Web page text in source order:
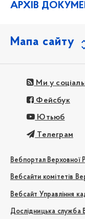
АРХІВ
Мапа сайту
Ми у
Фейсбук
Ютьюб
Телеграм
Вебпортал Верховної
Вебсайти комітетів
Вебсайт Управління
Дослідницька служба